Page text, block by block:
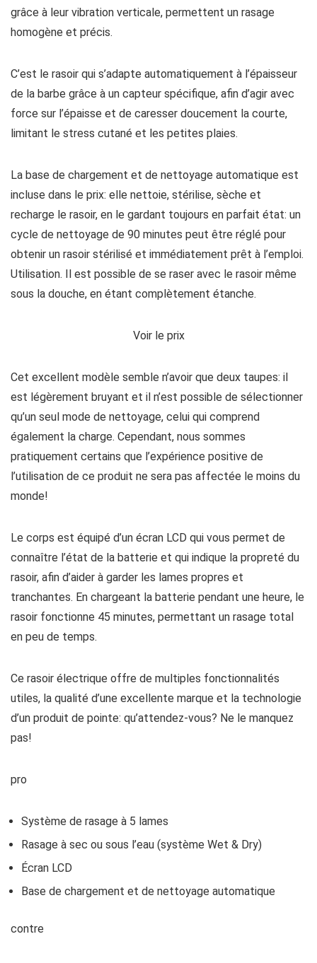
grâce à leur vibration verticale, permettent un rasage
homogène et précis.
C’est le rasoir qui s’adapte automatiquement à l’épaisseur
de la barbe grâce à un capteur spécifique, afin d’agir avec
force sur l’épaisse et de caresser doucement la courte,
limitant le stress cutané et les petites plaies.
La base de chargement et de nettoyage automatique est
incluse dans le prix: elle nettoie, stérilise, sèche et
recharge le rasoir, en le gardant toujours en parfait état: un
cycle de nettoyage de 90 minutes peut être réglé pour
obtenir un rasoir stérilisé et immédiatement prêt à l’emploi.
Utilisation. Il est possible de se raser avec le rasoir même
sous la douche, en étant complètement étanche.
Voir le prix
Cet excellent modèle semble n’avoir que deux taupes: il
est légèrement bruyant et il n’est possible de sélectionner
qu’un seul mode de nettoyage, celui qui comprend
également la charge. Cependant, nous sommes
pratiquement certains que l’expérience positive de
l’utilisation de ce produit ne sera pas affectée le moins du
monde!
Le corps est équipé d’un écran LCD qui vous permet de
connaître l’état de la batterie et qui indique la propreté du
rasoir, afin d’aider à garder les lames propres et
tranchantes. En chargeant la batterie pendant une heure, le
rasoir fonctionne 45 minutes, permettant un rasage total
en peu de temps.
Ce rasoir électrique offre de multiples fonctionnalités
utiles, la qualité d’une excellente marque et la technologie
d’un produit de pointe: qu’attendez-vous? Ne le manquez
pas!
pro
Système de rasage à 5 lames
Rasage à sec ou sous l’eau (système Wet & Dry)
Écran LCD
Base de chargement et de nettoyage automatique
contre